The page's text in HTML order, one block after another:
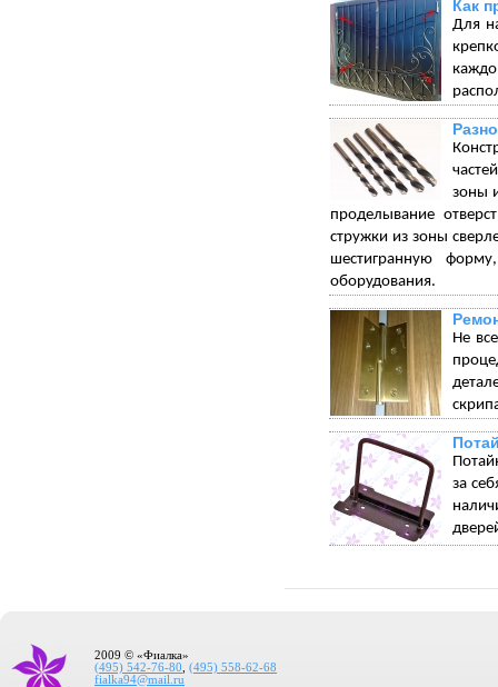
Как
Для
зоны
проделывание
стружки из зоны
шестигранную
оборудования.
Не
за
2009 © «Фиалка»
(495) 542-76-80
(495) 558-62-68
fialka94@mail.ru